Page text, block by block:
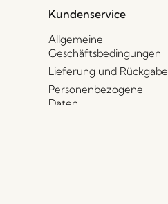
Kundenservice
Allgemeine
Geschäftsbedingungen
Lieferung und Rückgabe
Personenbezogene
Daten